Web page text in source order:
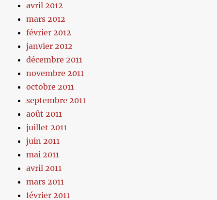
avril 2012
mars 2012
février 2012
janvier 2012
décembre 2011
novembre 2011
octobre 2011
septembre 2011
août 2011
juillet 2011
juin 2011
mai 2011
avril 2011
mars 2011
février 2011